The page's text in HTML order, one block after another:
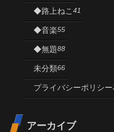
◆路上ねこ 41
◆音楽55
◆無題88
未分類66
プライバシーポリシー
アーカイブ